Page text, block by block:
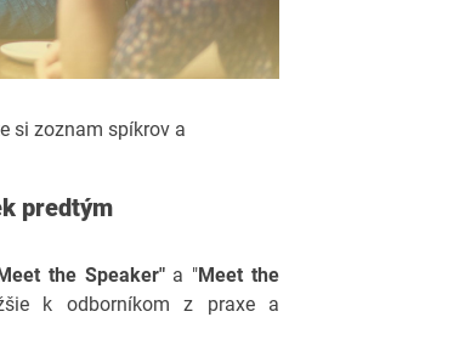
si zoznam spíkrov a
predtým
the Speaker"a "Meet the
k odborníkom z praxe a